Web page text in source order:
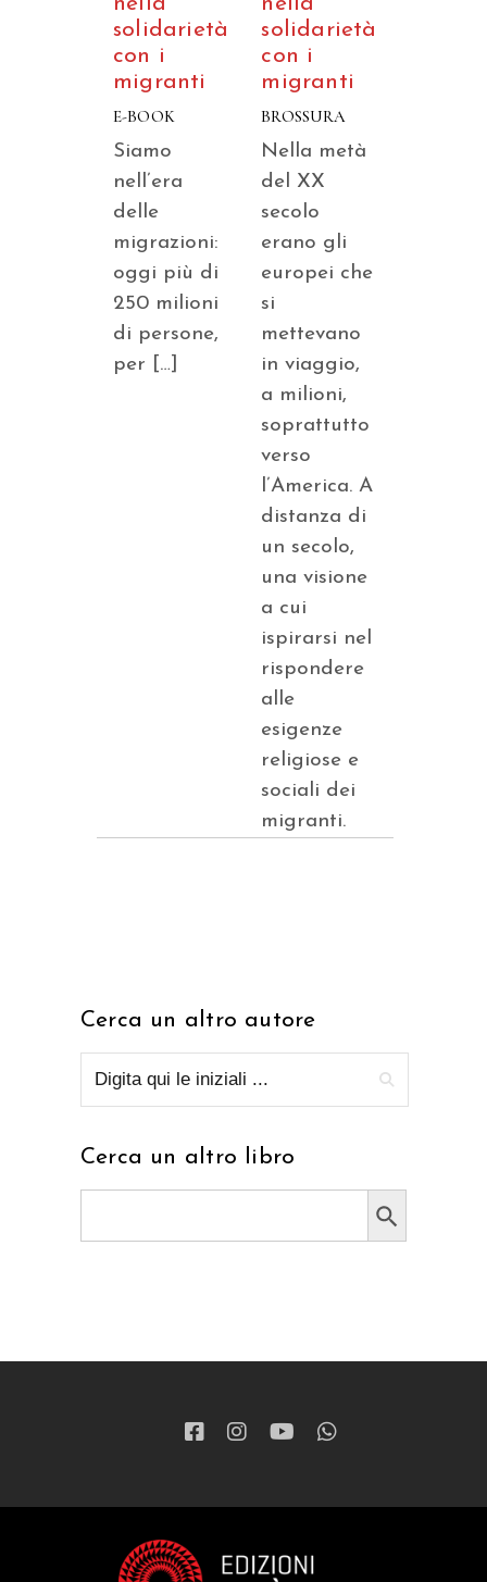
solidarietà
con i
migranti
E-BOOK
Siamo
nell’era
delle
migrazioni:
oggi più di
250 milioni
di persone,
per […]
solidarietà
con i
migranti
BROSSURA
Nella metà
del XX
secolo
erano gli
europei che
si
mettevano
in viaggio,
a milioni,
soprattutto
verso
l’America. A
distanza di
un secolo,
una visione
a cui
ispirarsi nel
rispondere
alle
esigenze
religiose e
sociali dei
migranti.
Cerca un altro autore
Cerca un altro libro
Search Button